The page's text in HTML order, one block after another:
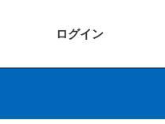
ログイン